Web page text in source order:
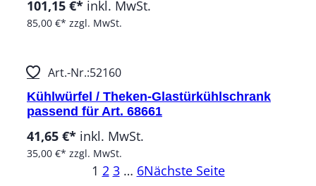
101,15 €* inkl. MwSt.
85,00 €* zzgl. MwSt.
Art.-Nr.:52160
Kühlwürfel / Theken-Glastürkühlschrank
passend für Art. 68661
41,65 €* inkl. MwSt.
35,00 €* zzgl. MwSt.
1 2 3 … 6Nächste Seite